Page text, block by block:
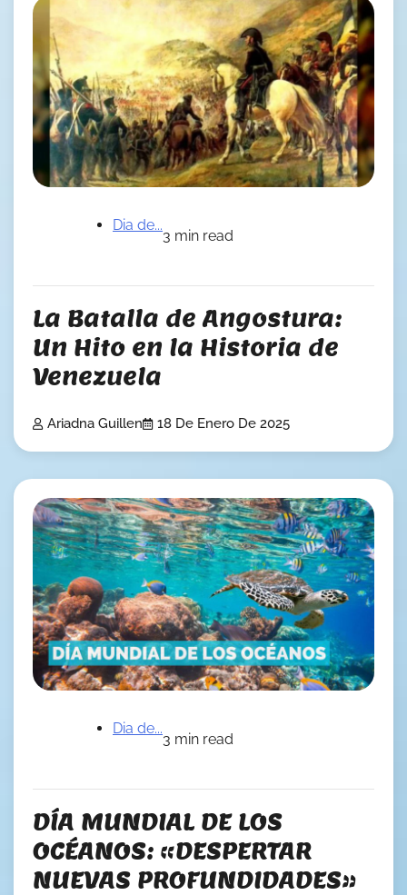
Dia de...
3 min read
La Batalla de Angostura:
Un Hito en la Historia de
Venezuela
Ariadna Guillen 18 De Enero De 2025
Dia de...
3 min read
DÍA MUNDIAL DE LOS
OCÉANOS: «DESPERTAR
NUEVAS PROFUNDIDADES»